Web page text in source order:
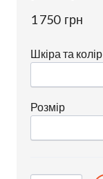
1 750  грн
Шкіра та колір
Розмір